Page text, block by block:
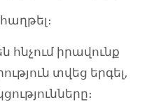
իրավունք
տվեց երգել,